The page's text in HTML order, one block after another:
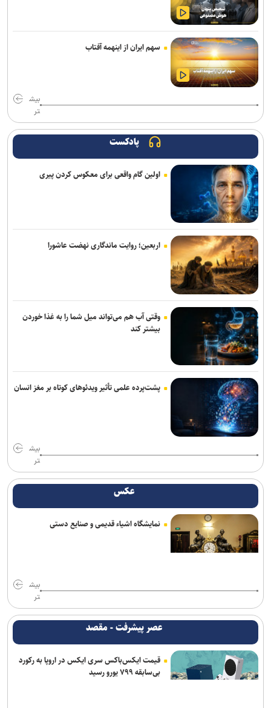
سهم ایران از اینهمه آفتاب
بیش
تر
پادکست
اولین گام واقعی برای معکوس کردن پیری
اربعین؛ روایت ماندگاری نهضت عاشورا
وقتی آب هم می‌تواند میل شما را به غذا خوردن
بیشتر کند
پشت‌پرده علمی تأثیر ویدئو‌های کوتاه بر مغز انسان
بیش
تر
عکس
نمایشگاه اشیاء قدیمی و صنایع دستی
بیش
تر
عصر پیشرفت - مقصد
قیمت ایکس‌باکس سری ایکس در اروپا به رکورد
بی‌سابقه ۷۹۹ یورو رسید